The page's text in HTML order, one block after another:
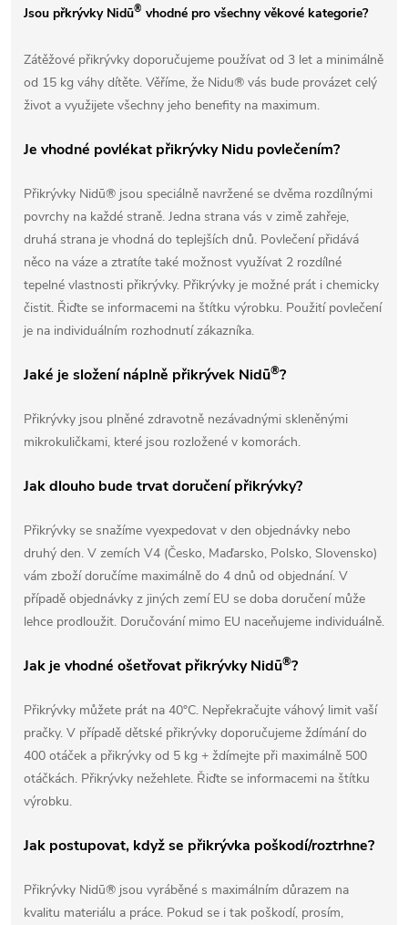
Jsou přkrývky Nidū® vhodné pro všechny věkové kategorie?
Zátěžové přikrývky doporučujeme používat od 3 let a minimálně
od 15 kg váhy dítěte. Věříme, že Nidu® vás bude provázet celý
život a využijete všechny jeho benefity na maximum.
Je vhodné povlékat přikrývky Nidu povlečením?
Přikrývky Nidū® jsou speciálně navržené se dvěma rozdílnými
povrchy na každé straně. Jedna strana vás v zimě zahřeje,
druhá strana je vhodná do teplejších dnů. Povlečení přidává
něco na váze a ztratíte také možnost využívat 2 rozdílné
tepelné vlastnosti přikrývky. Přikrývky je možné prát i chemicky
čistit. Řiďte se informacemi na štítku výrobku. Použití povlečení
je na individuálním rozhodnutí zákazníka.
Jaké je složení náplně přikrývek Nidū®?
Přikrývky jsou plněné zdravotně nezávadnými skleněnými
mikrokuličkami, které jsou rozložené v komorách.
Jak dlouho bude trvat doručení přikrývky?
Přikrývky se snažíme vyexpedovat v den objednávky nebo
druhý den. V zemích V4 (Česko, Maďarsko, Polsko, Slovensko)
vám zboží doručíme maximálně do 4 dnů od objednání. V
případě objednávky z jiných zemí EU se doba doručení může
lehce prodloužit. Doručování mimo EU naceňujeme individuálně.
Jak je vhodné ošetřovat přikrývky Nidū®?
Přikrývky můžete prát na 40°C. Nepřekračujte váhový limit vaší
pračky. V případě dětské přikrývky doporučujeme ždímání do
400 otáček a přikrývky od 5 kg + ždímejte při maximálně 500
otáčkách. Přikrývky nežehlete. Řiďte se informacemi na štítku
výrobku.
Jak postupovat, když se přikrývka poškodí/roztrhne?
Přikrývky Nidū® jsou vyráběné s maximálním důrazem na
kvalitu materiálu a práce. Pokud se i tak poškodí, prosím,